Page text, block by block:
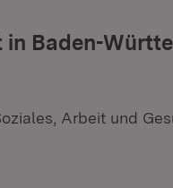
Baden-
Arbeit und